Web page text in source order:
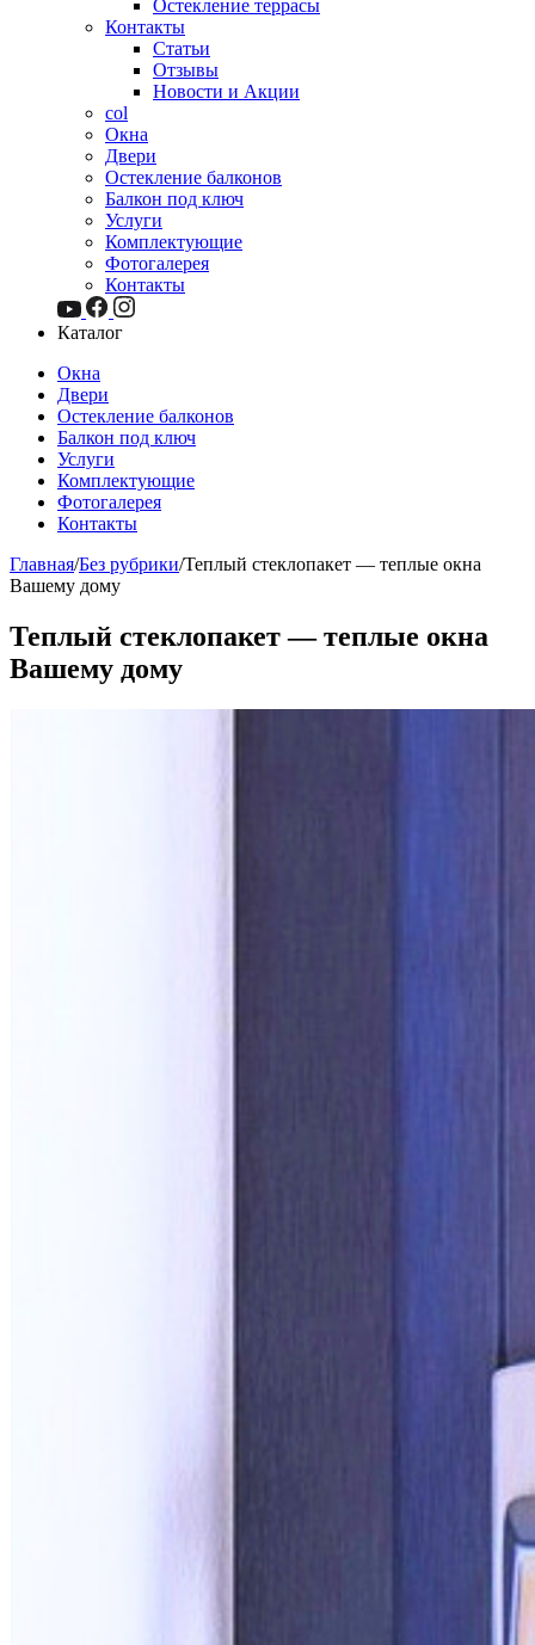
Остекление террасы
Контакты
Статьи
Отзывы
Новости и Акции
col
Окна
Двери
Остекление балконов
Балкон под ключ
Услуги
Комплектующие
Фотогалерея
Контакты
Каталог
Окна
Двери
Остекление балконов
Балкон под ключ
Услуги
Комплектующие
Фотогалерея
Контакты
Главная/Без рубрики/Теплый стеклопакет — теплые окна
Вашему дому
Теплый стеклопакет — теплые окна
Вашему дому